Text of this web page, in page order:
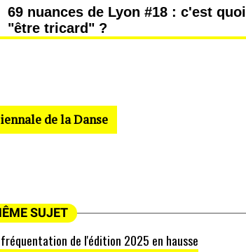
69 nuances de Lyon #18 : c'est quoi
"être tricard" ?
de la Danse
SUJET
fréquentation de l'édition 2025 en hausse